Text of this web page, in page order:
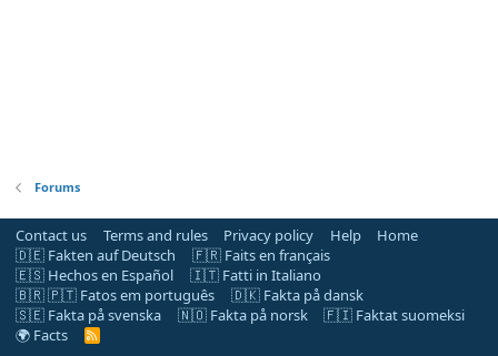
Forums
Contact us Terms and rules Privacy policy Help
Home
🇩🇪 Fakten auf Deutsch
🇫🇷 Faits en français
🇪🇸 Hechos en Español
🇮🇹 Fatti in Italiano
🇧🇷 🇵🇹 Fatos em português
🇩🇰 Fakta på dansk
🇸🇪 Fakta på svenska
🇳🇴 Fakta på norsk
🇫🇮 Faktat suomeksi
🌍 Facts
R